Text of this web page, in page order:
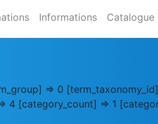
Informations
=> 0
4 [category_count] => 1